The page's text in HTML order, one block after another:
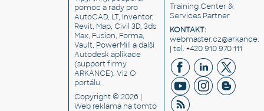
pomoc a rady pro
AutoCAD, LT, Inventor,
Revit, Map, Civil 3D, 3ds
Max, Fusion, Forma,
Vault, PowerMill a další
Autodesk aplikace
(support firmy
ARKANCE). VizO
portálu.
Copyright © 2026 |
Web reklama na tomto
Training Center &
Services Partner
KONTAKT:
| tel. +420 910 970 111